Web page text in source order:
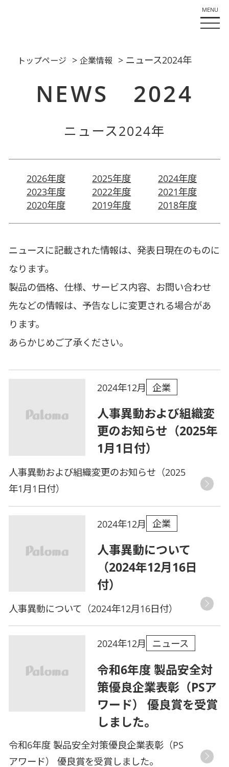
トップページ >企業情報 > ニュース2024年
NEWS 2024
ニュース2024年
2026年度 2025年度
2024年度
2023年度
2022年度
2021年度
2020年度
2019年度 2018年度
ニュースに記載された情報は、発表日現在のものに
なります。
製品の価格、仕様、サービス内容、お問い合わせ
先などの情報は、予告なしに変更される場合があ
ります。
あらかじめご了承ください。
2024年12月 企業
人事異動および組織変
更のお知らせ（2025年
1月1日付）
人事異動および組織変更のお知らせ（2025
年1月1日付）
2024年12月 企業
人事異動について
（2024年12月16日
付）
人事異動について（2024年12月16日付）
2024年12月 ニュース
令和6年度 製品安全対
策優良企業表彰（PSア
ワード） 優良賞を受賞
しました。
令和6年度 製品安全対策優良企業表彰（PS
アワード） 優良賞を受賞しました。